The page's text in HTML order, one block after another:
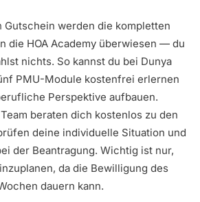
Gutschein werden die kompletten
die HOA Academy überwiesen — du
nichts. So kannst du bei Dunya
PMU-Module kostenfrei erlernen
Perspektive aufbauen.
beraten dich kostenlos zu den
deine individuelle Situation und
der Beantragung. Wichtig ist nur,
da die Bewilligung des
dauern kann.